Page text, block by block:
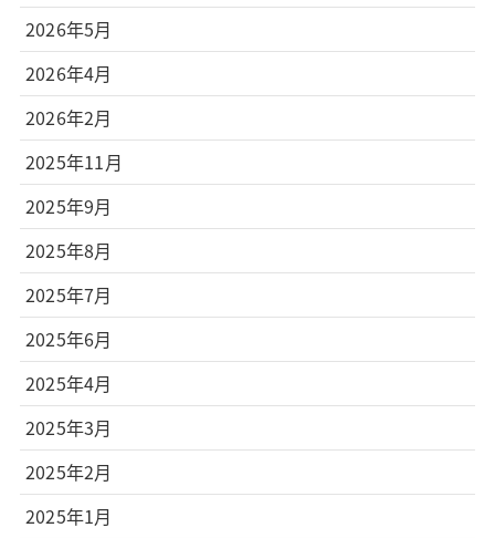
2026年5月
2026年4月
2026年2月
2025年11月
2025年9月
2025年8月
2025年7月
2025年6月
2025年4月
2025年3月
2025年2月
2025年1月